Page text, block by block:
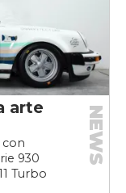
arte
con
930
Turbo
NEWS